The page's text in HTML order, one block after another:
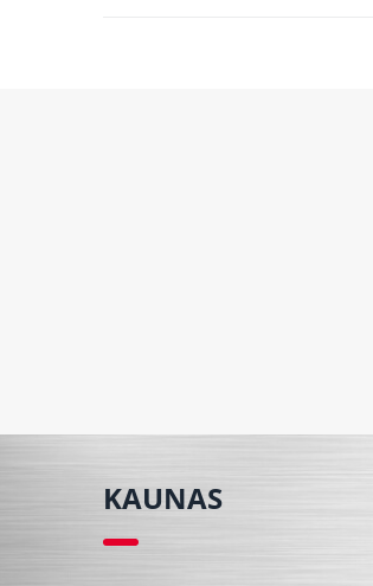
KAUNAS